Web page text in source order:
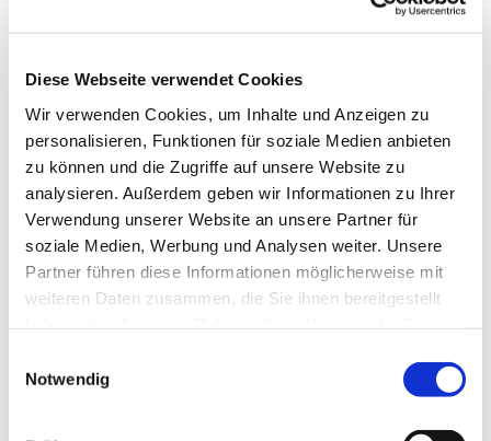
Diese Webseite verwendet Cookies
Wir verwenden Cookies, um Inhalte und Anzeigen zu
personalisieren, Funktionen für soziale Medien anbieten
zu können und die Zugriffe auf unsere Website zu
analysieren. Außerdem geben wir Informationen zu Ihrer
Verwendung unserer Website an unsere Partner für
soziale Medien, Werbung und Analysen weiter. Unsere
Partner führen diese Informationen möglicherweise mit
weiteren Daten zusammen, die Sie ihnen bereitgestellt
Notwendig
hatte für ihren Vertrieb einen Verkaufswettbewerb
ausgeschrieben. Da Reise ...